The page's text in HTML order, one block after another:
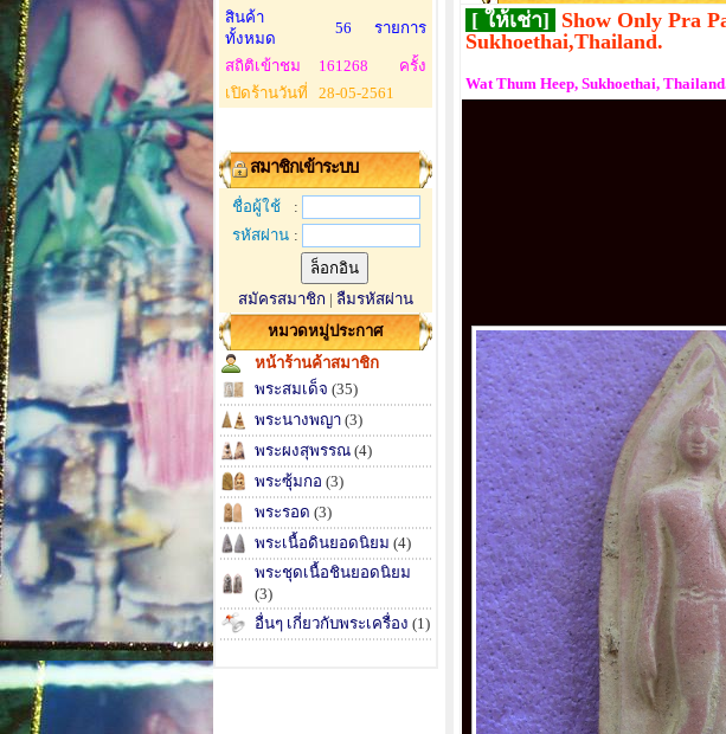
สินค้า
ทั้งหมด
56 รายการ
สถิติเข้าชม 161268
ครั้ง
เปิดร้านวันที่
28-05-2561
สมาชิกเข้าระบบ
ชื่อผู้ใช้
:
รหัสผ่าน :
สมัครสมาชิก | ลืมรหัสผ่าน
หมวดหมู่ประกาศ
หน้าร้านค้าสมาชิก
พระสมเด็จ (35)
พระนางพญา (3)
พระผงสุพรรณ (4)
พระซุ้มกอ (3)
พระรอด (3)
พระเนื้อดินยอดนิยม (4)
พระชุดเนื้อชินยอดนิยม
(3)
อื่นๆ เกี่ยวกับพระเครื่อง (1)
[ ให้เช่า] Show Only Pra
Sukhoethai,Thailand.
Wat Thum Heep, Sukhoethai,